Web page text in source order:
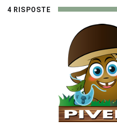
4 RISPOSTE